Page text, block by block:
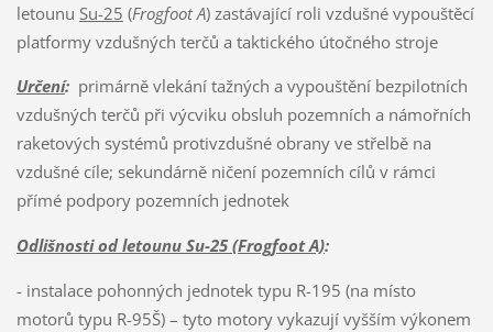
letounu Su-25 (Frogfoot A) zastávající roli vzdušné vypouštěcí
platformy vzdušných terčů a taktického útočného stroje
Určení:primárně vlekání tažných a vypouštění bezpilotních
vzdušných terčů při výcviku obsluh pozemních a námořních
raketových systémů protivzdušné obrany ve střelbě na
vzdušné cíle; sekundárně ničení pozemních cílů v rámci
přímé podpory pozemních jednotek
Odlišnosti od letounu Su-25 (Frogfoot A):
- instalace pohonných jednotek typu R-195 (na místo
motorů typu R-95Š) – tyto motory vykazují vyšším výkonem